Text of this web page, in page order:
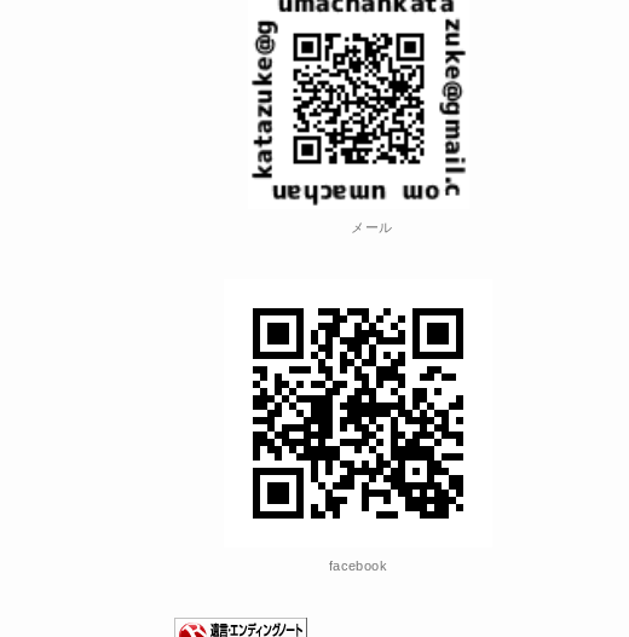
メール
facebook